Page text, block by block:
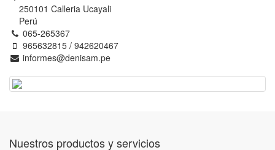
250101 Calleria Ucayali
Perú
065-265367
965632815 / 942620467
informes@denisam.pe
Nuestros productos y servicios